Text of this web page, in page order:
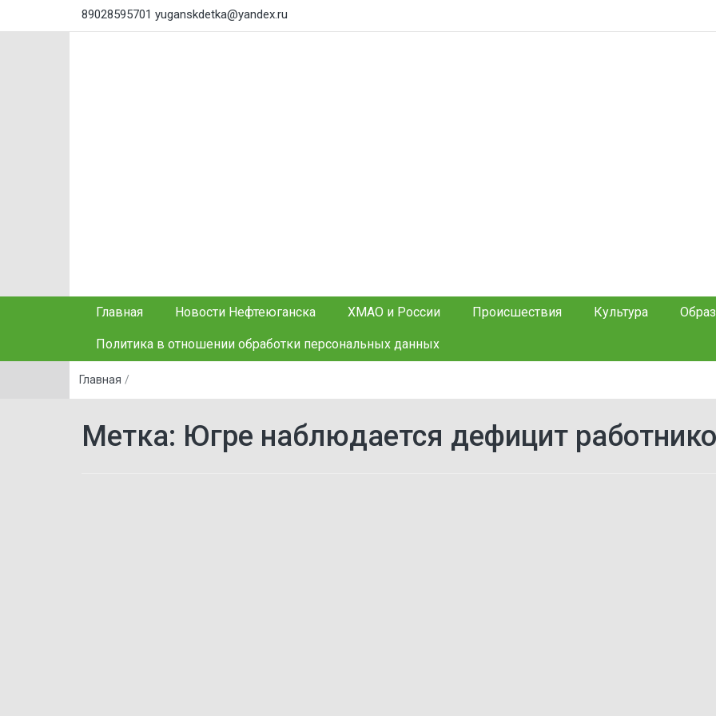
89028595701 yuganskdetka@yandex.ru
Главная Новости Нефтеюганска ХМАО и России Происшествия Культура
Политика в отношении обработки персональных данных
Главная /
Метка: Югре наблюдается дефицит